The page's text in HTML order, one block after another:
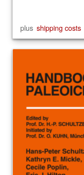
plus shipping costs